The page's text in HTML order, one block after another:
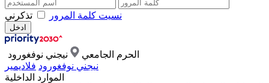
نسيت كلمة المرور تذكرني
الحرم الجامعي
نيجني نوفغورود
نيجني نوفغورود فلاديمير
الموارد الداخلية